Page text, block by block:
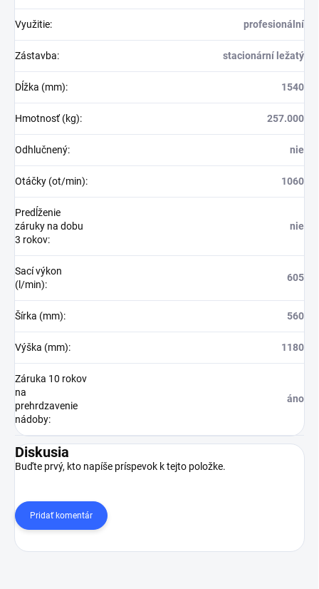
Využitie: profesionální
Zástavba: stacionární ležatý
Dĺžka (mm): 1540
Hmotnosť (kg): 257.000
Odhlučnený: nie
Otáčky (ot/min): 1060
Predĺženie
záruky na dobu
3 rokov:
nie
Sací výkon
(l/min):
605
Šírka (mm): 560
Výška (mm): 1180
Záruka 10 rokov
na
prehrdzavenie
nádoby:
áno
Diskusia
Buďte prvý, kto napíše príspevok k tejto položke.
Pridať komentár